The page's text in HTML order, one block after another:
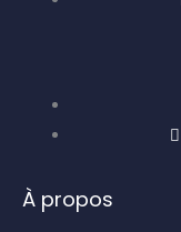
À propos